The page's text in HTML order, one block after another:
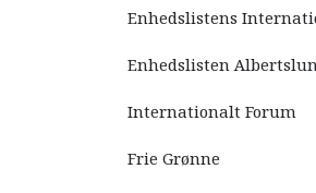
Enhedslistens
Enhedslisten
Internationalt Forum
Frie Grønne